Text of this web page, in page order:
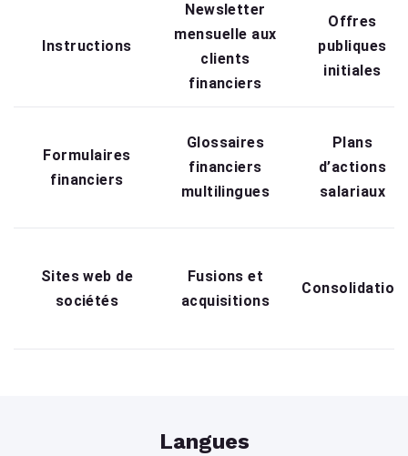
Instructions
Newsletter
mensuelle aux
clients
financiers
Offres
publiques
initiales
Formulaires
financiers
Glossaires
financiers
multilingues
Plans
d’actions
salariaux
Sites web de
sociétés
Fusions et
acquisitions
Consolidation
Langues